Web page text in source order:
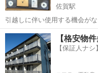
佐賀駅
引越しに伴い使用する機会が
お値下げも可能ですので、ご
【商品名】 Bambu Lab A1 Combo 【商品状態】 ・動作確認
（印刷・A...
佐賀 佐賀市 佐賀駅
【格安物
【保証人ナ